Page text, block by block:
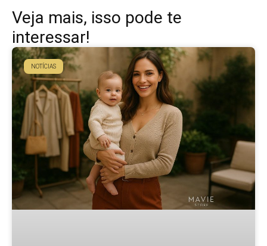
Veja mais, isso pode te
interessar!
NOTÍCIAS